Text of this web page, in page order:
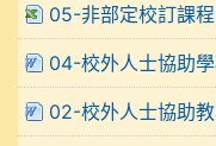
05-非部定校訂課
04-校外人士協助
02-校外人士協助